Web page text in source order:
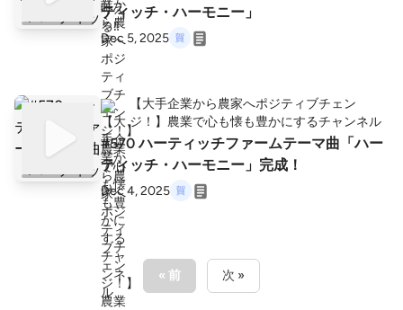
ティッチ・ハーモニー」
Dec 5, 2025
【大手企業から農家へポジティブチェン
ジ！】農業で心も懐も豊かにするチャンネル
#570 ハーティッチファームテーマ曲「ハー
ティッチ・ハーモニー」完成！
Dec 4, 2025
« 前 次 »